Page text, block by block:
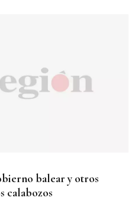
balear y otros
calabozos